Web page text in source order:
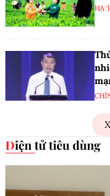
HẠ
Điện tử tiêu dùng